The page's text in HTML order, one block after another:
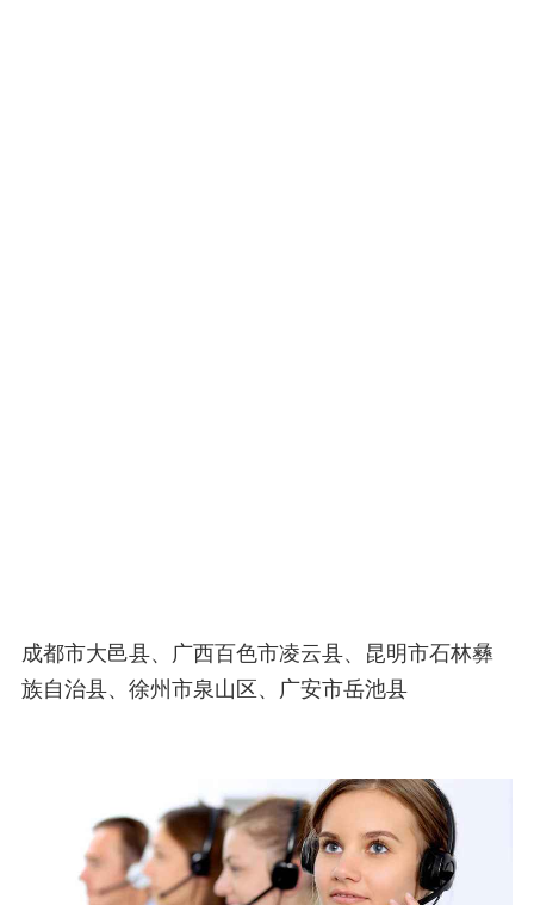
成都市大邑县、广西百色市凌云县、昆明市石林彝
族自治县、徐州市泉山区、广安市岳池县